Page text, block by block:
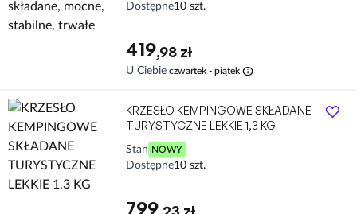
Dostępne10 szt.
419,98 zł
U Ciebie czwartek - piątek info
KRZESŁO KEMPINGOWE SKŁADANE
TURYSTYCZNE LEKKIE 1,3 KG
Stan NOWY
Dostępne10 szt.
799